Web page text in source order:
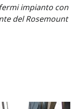
impianto con
del Rosemount